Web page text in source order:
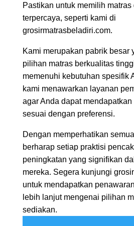
Pastikan untuk memilih
terpercaya, seperti kami di
grosirmatrasbeladiri.com.
Kami merupakan pabrik besar
pilihan matras berkualitas
memenuhi kebutuhan spesifik
kami menawarkan layanan
agar Anda dapat
sesuai dengan preferensi.
Dengan memperhatikan
berharap setiap praktisi
peningkatan yang signifikan
mereka. Segera kunjungi
untuk mendapatkan
lebih lanjut mengenai pilihan
sediakan.